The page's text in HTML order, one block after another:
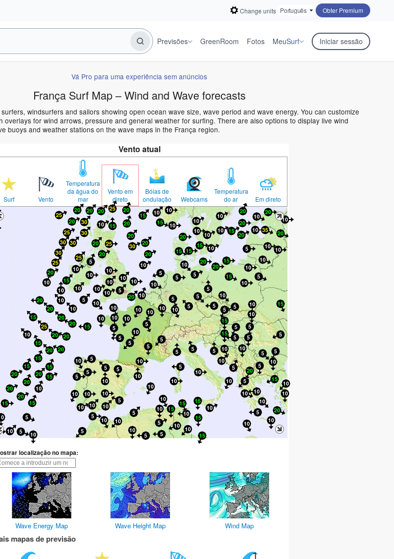
Change units Obter Premium
Previsões GreenRoom Fotos MeuSurf Iniciar sessão
Vá Pro para uma experiência sem anúncios
França Surf Map – Wind and Wave forecasts
windsurfers and sailors showing open ocean wave size, wave period and wave energy. You can customize
overlays for wind arrows, pressure and general weather for surfing. There are also options to display live wind
buoys and weather stations on the wave maps in the França region.
Vento atual
Surf Vento
Temperatura
da água do
mar
Vento em
direto
Bóias de
ondulação
Webcams
Temperatura
do ar
Em direto
localização no mapa:
Wave Energy Map Wave Height Map Wind Map
mapas de previsão